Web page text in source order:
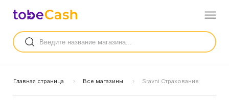
Главная страница Все магазины Sravni Страхование